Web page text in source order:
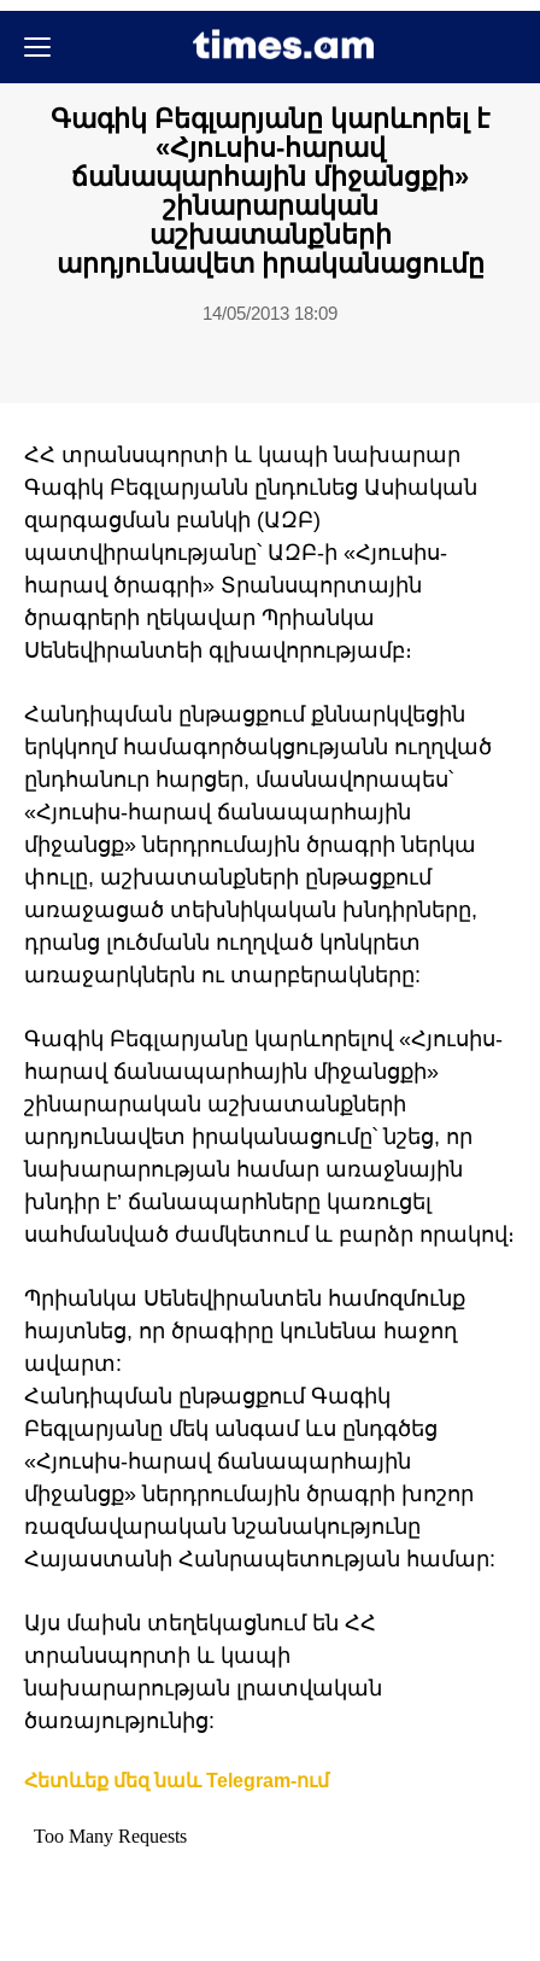
Գագիկ Բեգլարյանը կարևորել է
«Հյուսիս-հարավ
ճանապարհային միջանցքի»
շինարարական
աշխատանքների
արդյունավետ իրականացումը
14/05/2013 18:09
ՀՀ տրանսպորտի և կապի նախարար
Գագիկ Բեգլարյանն ընդունեց Ասիական
զարգացման բանկի (ԱԶԲ)
պատվիրակությանը՝ ԱԶԲ-ի «Հյուսիս-
հարավ ծրագրի» Տրանսպորտային
ծրագրերի ղեկավար Պրիանկա
Սենեվիրանտեի գլխավորությամբ։
Հանդիպման ընթացքում քննարկվեցին
երկկողմ համագործակցությանն ուղղված
ընդհանուր հարցեր, մասնավորապես՝
«Հյուսիս-հարավ ճանապարհային
միջանցք» ներդրումային ծրագրի ներկա
փուլը, աշխատանքների ընթացքում
առաջացած տեխնիկական խնդիրները,
դրանց լուծմանն ուղղված կոնկրետ
առաջարկներն ու տարբերակները:
Գագիկ Բեգլարյանը կարևորելով «Հյուսիս-
հարավ ճանապարհային միջանցքի»
շինարարական աշխատանքների
արդյունավետ իրականացումը՝ նշեց, որ
նախարարության համար առաջնային
խնդիր է’ ճանապարհները կառուցել
սահմանված ժամկետում և բարձր որակով։
Պրիանկա Սենեվիրանտեն համոզմունք
հայտնեց, որ ծրագիրը կունենա հաջող
ավարտ:
Հանդիպման ընթացքում Գագիկ
Բեգլարյանը մեկ անգամ ևս ընդգծեց
«Հյուսիս-հարավ ճանապարհային
միջանցք» ներդրումային ծրագրի խոշոր
ռազմավարական նշանակությունը
Հայաստանի Հանրապետության համար:
Այս մաիսն տեղեկացնում են ՀՀ
տրանսպորտի և կապի
նախարարության լրատվական
ծառայությունից:
Հետևեք մեզ նաև Telegram-ում